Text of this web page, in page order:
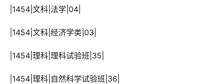
|1454|文科|法学|04|
|1454|文科|经济学类|03|
|1454|理科|理科试验班|35|
|1454|理科|自然科学试验班|36|